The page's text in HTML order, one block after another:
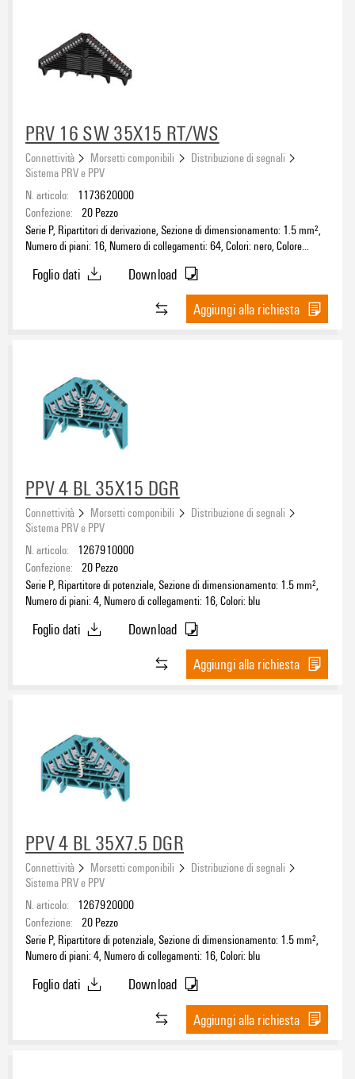
PRV 16 SW 35X15 RT/WS
Connettività Morsetti componibili
Distribuzione di segnali
Sistema PRV e PPV
N. articolo:
1173620000
Confezione: 20 Pezzo
Serie P, Ripartitori di derivazione, Sezione di dimensionamento: 1.5 mm²,
Numero di piani: 16, Numero di collegamenti: 64, Colori: nero, Colore
Foglio dati
Download
Aggiungi alla richiesta
PPV 4 BL 35X15 DGR
Connettività Morsetti componibili
Distribuzione di segnali
Sistema PRV e PPV
N. articolo:
1267910000
Confezione: 20 Pezzo
Serie P, Ripartitore di potenziale, Sezione di dimensionamento: 1.5 mm²,
Numero di piani: 4, Numero di collegamenti: 16, Colori: blu
Foglio dati
Download
Aggiungi alla richiesta
PPV 4 BL 35X7.5 DGR
Connettività Morsetti componibili
Distribuzione di segnali
Sistema PRV e PPV
N. articolo:
1267920000
Confezione: 20 Pezzo
Serie P, Ripartitore di potenziale, Sezione di dimensionamento: 1.5 mm²,
Numero di piani: 4, Numero di collegamenti: 16, Colori: blu
Foglio dati
Download
Aggiungi alla richiesta